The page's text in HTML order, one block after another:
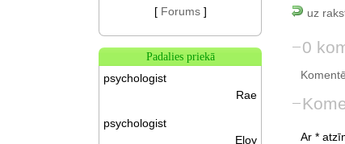
uz
0
Ar *
[ Forums]
Padalies priekā
psychologist
Rae
psychologist
Eloy